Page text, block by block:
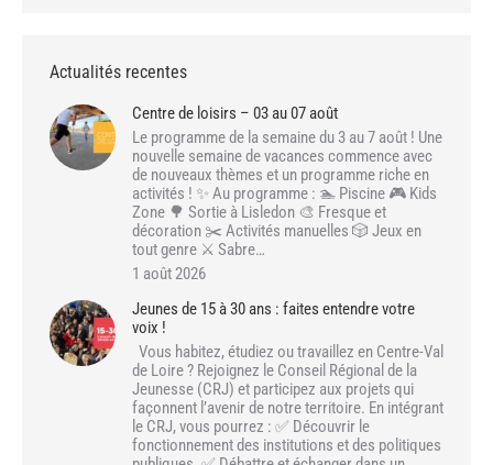
Actualités recentes
Centre de loisirs – 03 au 07 août
Le programme de la semaine du 3 au 7 août ! Une
nouvelle semaine de vacances commence avec
de nouveaux thèmes et un programme riche en
activités ! ✨ Au programme : 🏊 Piscine 🎮 Kids
Zone 🌳 Sortie à Lisledon 🎨 Fresque et
décoration ✂️ Activités manuelles 🎲 Jeux en
tout genre ⚔️ Sabre…
1 août 2026
Jeunes de 15 à 30 ans : faites entendre votre
voix !
Vous habitez, étudiez ou travaillez en Centre-Val
de Loire ? Rejoignez le Conseil Régional de la
Jeunesse (CRJ) et participez aux projets qui
façonnent l’avenir de notre territoire. En intégrant
le CRJ, vous pourrez : ✅ Découvrir le
fonctionnement des institutions et des politiques